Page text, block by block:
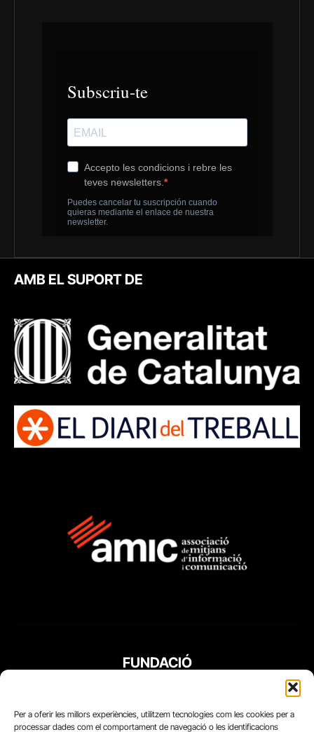
Per a oferir les millors experiències, utilitzem tecnologies com les cookies per a
processar dades com el comportament de navegació o les identificacions
AMB EL SUPORT DE
FUNDACIÓ